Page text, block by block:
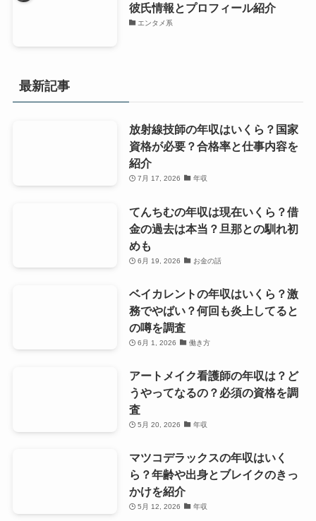
彼氏情報とプロフィール紹介
エンタメ系
最新記事
放射線技師の年収はいくら？国家
資格が必要？合格率と仕事内容を
紹介
7月 17, 2026 年収
てんちむの年収は現在いくら？借
金の過去は本当？旦那との馴れ初
めも
6月 19, 2026 お金の話
ベイカレントの年収はいくら？激
務でやばい？何回も炎上してると
の噂を調査
6月 1, 2026 働き方
アートメイク看護師の年収は？ど
うやってなるの？必須の資格を調
査
5月 20, 2026 年収
マツコデラックスの年収はいく
ら？年齢や出身とブレイクのきっ
かけを紹介
5月 12, 2026 年収